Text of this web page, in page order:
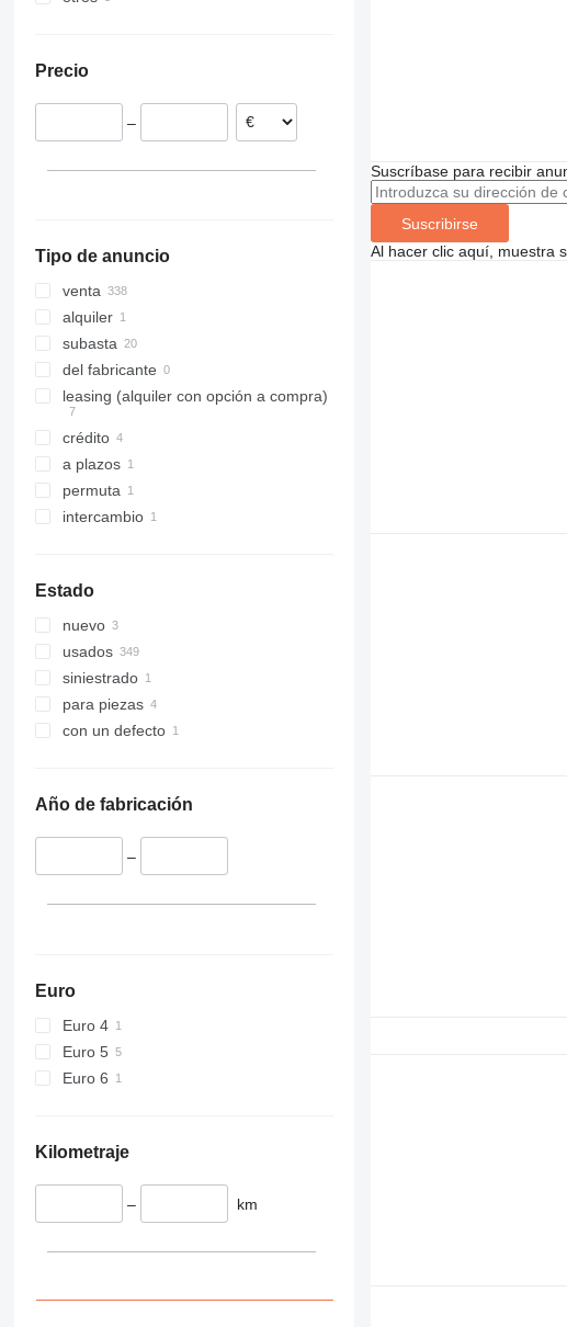
966
972
992
F-series
G-series
GC
IT
NR
L 554
L 556
L 580
L 586
Austria
Lituania
Precio
–
Tipo de anuncio
venta
alquiler
subasta
del fabricante
leasing (alquiler con opción a compra)
crédito
a plazos
permuta
intercambio
Estado
nuevo
usados
siniestrado
para piezas
con un defecto
Año de fabricación
–
Euro
Euro 4
Euro 5
Euro 6
Kilometraje
– km
Suscríbase para recibir
Suscribirse
Al hacer clic aquí, muestra